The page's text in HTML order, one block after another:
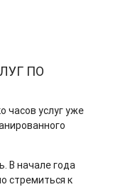
ПО
часов услуг уже
В начале года
стремиться к